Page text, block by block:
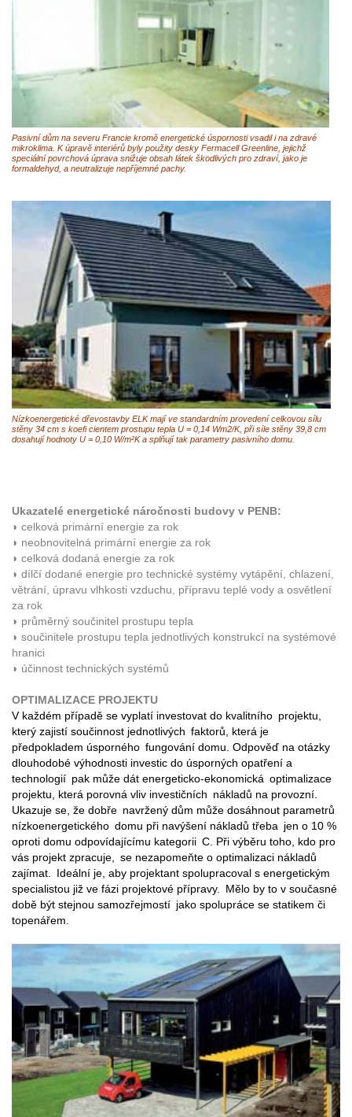
Pasivní dům na severu Francie kromě energetické úspornosti vsadil i na zdravé
mikroklima. K úpravě interiérů byly použity desky Fermacell Greenline, jejichž
speciální povrchová úprava snižuje obsah látek škodlivých pro zdraví, jako je
formaldehyd, a neutralizuje nepříjemné pachy.
Nízkoenergetické dřevostavby ELK mají ve standardním provedení celkovou sílu
stěny 34 cm s koefi cientem prostupu tepla U = 0,14 Wm2/K, při síle stěny 39,8 cm
dosahují hodnoty U = 0,10 W/m²K a splňují tak parametry pasivního domu.
Ukazatelé energetické náročnosti budovy v PENB:
◗ celková primární energie za rok
◗ neobnovitelná primární energie za rok
◗ celková dodaná energie za rok
◗ dílčí dodané energie pro technické systémy vytápění, chlazení,
větrání, úpravu vlhkosti vzduchu, přípravu teplé vody a osvětlení
za rok
◗ průměrný součinitel prostupu tepla
◗ součinitele prostupu tepla jednotlivých konstrukcí na systémové
hranici
◗ účinnost technických systémů
OPTIMALIZACE PROJEKTU
V každém případě se vyplatí investovat do kvalitního projektu,
který zajistí součinnost jednotlivých faktorů, která je
předpokladem úsporného fungování domu. Odpověď na otázky
dlouhodobé výhodnosti investic do úsporných opatření a
technologií pak může dát energeticko-ekonomická optimalizace
projektu, která porovná vliv investičních nákladů na provozní.
Ukazuje se, že dobře navržený dům může dosáhnout parametrů
nízkoenergetického domu při navýšení nákladů třeba jen o 10 %
oproti domu odpovídajícímu kategorii C. Při výběru toho, kdo pro
vás projekt zpracuje, se nezapomeňte o optimalizaci nákladů
zajímat. Ideální je, aby projektant spolupracoval s energetickým
specialistou již ve fázi projektové přípravy. Mělo by to v současné
době být stejnou samozřejmostí jako spolupráce se statikem či
topenářem.